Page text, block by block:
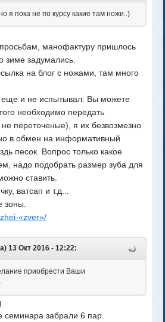
я пока не по курсу какие там ножи..)
манофактуру пришлось
зиме задумались.
на блог с ножами, там много
еще и не испытывал. Вы можете
необходимо передать
переточеные), я их безвозмезно
в обмен на информативный
песок. Вопрос только какое
надо подобрать размер зуба для
ставить.
ватсап и т.д...
зоны.
«zver»/
13 Окт 2016 - 12:22:
приобрести Ваши
семинара забрали 6 пар.